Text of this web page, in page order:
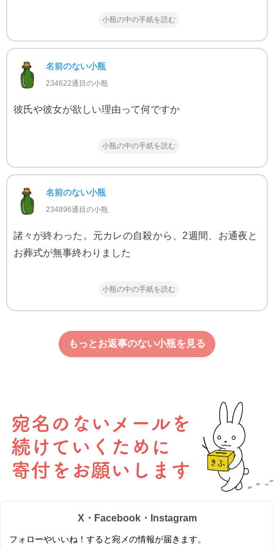
小瓶の中の手紙を読む
名前のない小瓶
234622通目の小瓶
彼氏や彼女が欲しい理由って何ですか
小瓶の中の手紙を読む
名前のない小瓶
234896通目の小瓶
諸々が終わった。元カレの自殺から、2週間、お通夜と
お葬式が無事終わりました
小瓶の中の手紙を読む
もっとお返事のない小瓶を見る
X・Facebook・Instagram
フォローやいいね！すると宛メの情報が届きます。